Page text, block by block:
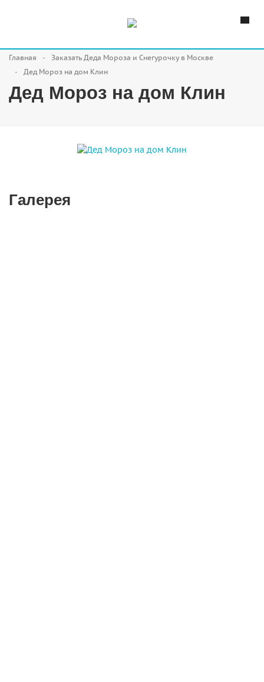
Главная
Заказать Деда Мороза и Снегурочку в Москве
Дед Мороз на дом Клин
Дед Мороз на дом Клин
Галерея